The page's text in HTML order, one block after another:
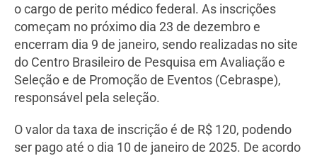
o cargo de perito médico federal. As inscrições
começam no próximo dia 23 de dezembro e
encerram dia 9 de janeiro, sendo realizadas no site
do Centro Brasileiro de Pesquisa em Avaliação e
Seleção e de Promoção de Eventos (Cebraspe),
responsável pela seleção.
O valor da taxa de inscrição é de R$ 120, podendo
ser pago até o dia 10 de janeiro de 2025. De acordo